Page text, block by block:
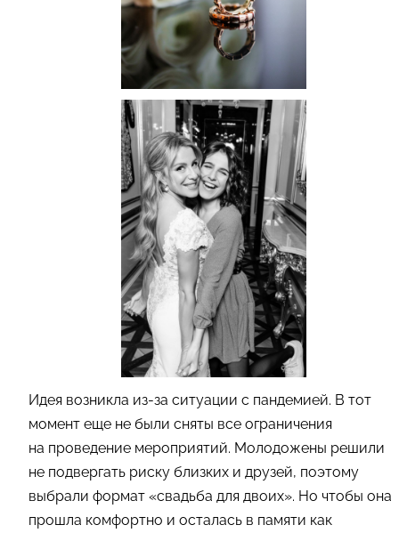
Идея возникла из-за ситуации с пандемией. В тот
момент еще не были сняты все ограничения
на проведение мероприятий. Молодожены решили
не подвергать риску близких и друзей, поэтому
выбрали формат «свадьба для двоих». Но чтобы она
прошла комфортно и осталась в памяти как